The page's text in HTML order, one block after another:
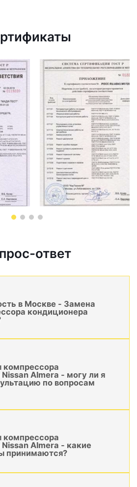
ответ
в Москве - Замена
кондиционера
Almera - могу ли я
по вопросам
Almera - какие
принимаются?